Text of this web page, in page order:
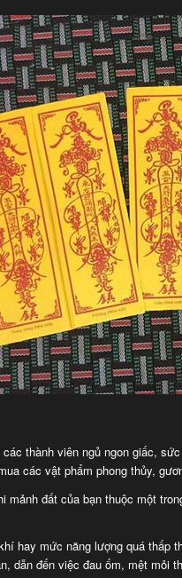
thành viên ngủ ngon giấc,
các vật phẩm phong thủy,
mảnh đất của bạn thuộc một
hay mức năng lượng quá
dẫn đến việc đau ốm, mệt mỏi